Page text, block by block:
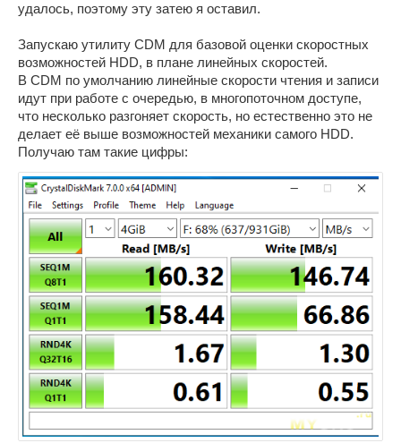
удалось, поэтому эту затею я оставил.
Запускаю утилиту CDM для базовой оценки скоростных
возможностей HDD, в плане линейных скоростей.
В CDM по умолчанию линейные скорости чтения и записи
идут при работе с очередью, в многопоточном доступе,
что несколько разгоняет скорость, но естественно это не
делает её выше возможностей механики самого HDD.
Получаю там такие цифры: